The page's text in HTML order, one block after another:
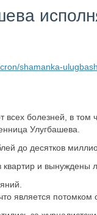
shamanka-
болезней, в том
Улугбашева.
до десятков
и вынуждены
является